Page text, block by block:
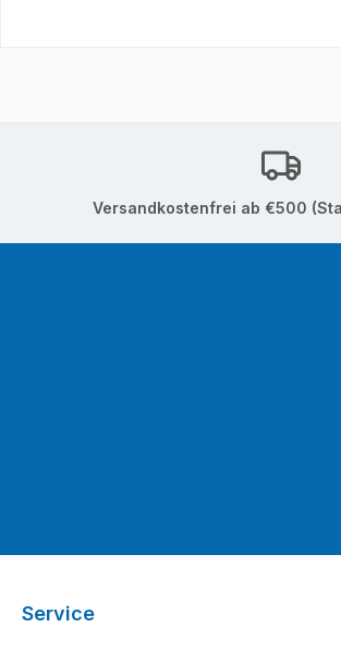
Versandkostenfrei ab €500
Service